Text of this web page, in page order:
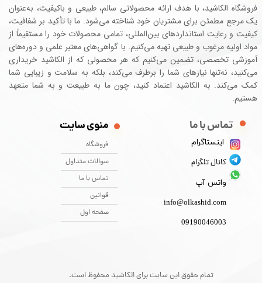
تمام حقوق این سایت برای الکاشید محفوظ است.
فروشگاه الکاشید، با هدف ارائه محصولاتی سالم، طبیعی و باکیفیت، به‌عنوان
یک مرجع مطمئن برای مشتریان خود شناخته می‌شود. ما با تأکید بر شفافیت،
کیفیت و رعایت استانداردهای بین‌المللی، تمامی محصولات خود را مستقیماً از
مواد اولیه مرغوب و طبیعی تهیه می‌کنیم. با گواهی‌های معتبر علمی و دوره‌های
آموزشی تخصصی، تضمین می‌کنیم که هر محصولی که از الکاشید خریداری
می‌کنید، نه‌تنها نیازهای شما را برطرف می‌کند، بلکه به سلامت و زیبایی شما
کمک می‌کند. به الکاشید اعتماد کنید، چون ما به طبیعت و به شما متعهد
هستیم.
تماس با ما ​​​​​​​
اینستاگرام
کانال تلگرام
واتس آپ
info@olkashid.com
09190046003
منوی سایت
فروشگاه
سوالات متداول
تماس با ما
قوانین
صفحه اول